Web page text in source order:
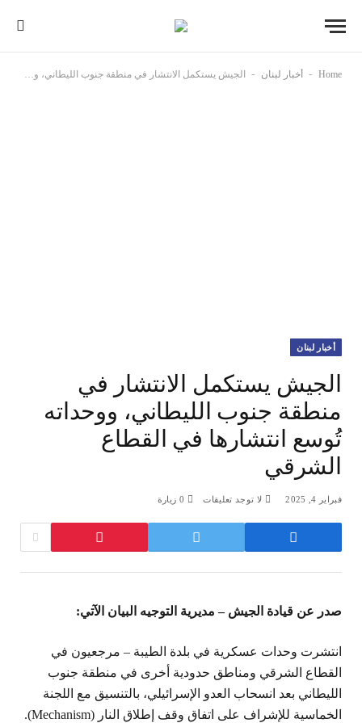
Home
- أخبار لبنان - الجيش يستكمل الانتشار في منطقة جنوب الليطاني، ووحداته تُوسع انتشارها في القطاع الشرقي
أخبار لبنان
الجيش يستكمل الانتشار في
منطقة جنوب الليطاني، ووحداته
تُوسع انتشارها في القطاع
الشرقي
فبراير 4, 2025 لا توجد تعليقات 0 زيارة
صدر عن قيادة الجيش – مديرية التوجيه البيان الآتي:
انتشرت وحدات عسكرية في بلدة الطيبة – مرجعيون في
القطاع الشرقي ومناطق حدودية أخرى في منطقة جنوب
الليطاني بعد انسحاب العدو الإسرائيلي، بالتنسيق مع اللجنة
الخماسية للإشراف على اتفاق وقف إطلاق النار (Mechanism).